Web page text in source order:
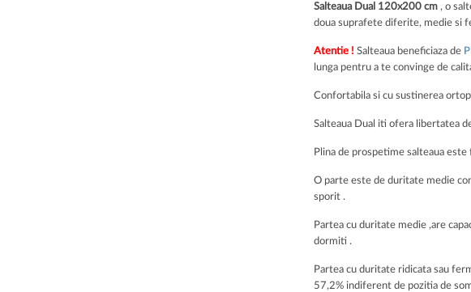
Salteaua Dual 120x200 cm , o
doua suprafete diferite, medie si
Atentie ! Salteaua beneficiaza de
lunga pentru a te convinge de
Confortabila si cu sustinerea
Salteaua Dual iti ofera libertatea
Plina de prospetime salteaua
O parte este de duritate medie
sporit .
Partea cu duritate medie ,are
dormiti .
Partea cu duritate ridicata sau
57,2% indiferent de pozitia de